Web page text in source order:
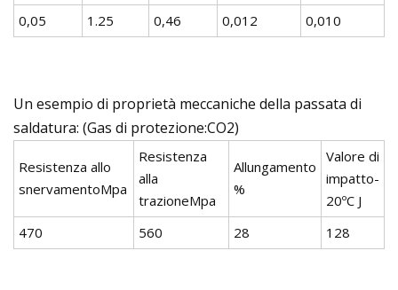
0,05
1.25 0,46 0,012 0,010
Un esempio di proprietà meccaniche della passata di
saldatura: (Gas di protezione:CO2)
Resistenza allo
snervamentoMpa
Resistenza
alla
trazioneMpa
Allungamento
%
Valore di
impatto-
20ºC J
470
560 28 128